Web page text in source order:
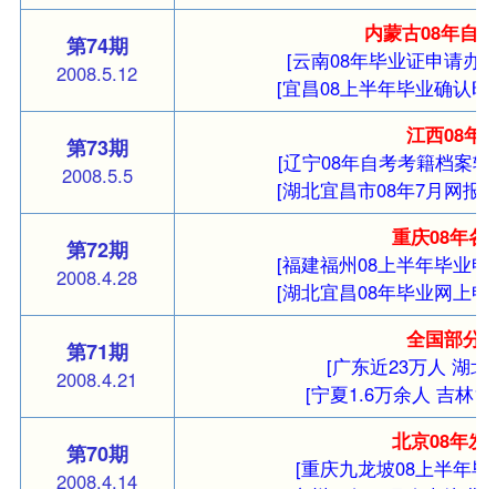
第74期
2008.5.12
内蒙古08年自
[云南08年毕业证申请办
[宜昌08上半年毕业确认
第73期
2008.5.5
江西08年
[辽宁08年自考考籍档案
[湖北宜昌市08年7月网报
第72期
2008.4.28
重庆08年各
[福建福州08上半年毕业
[湖北宜昌08年毕业网上
第71期
2008.4.21
全国部分
[广东近23万人 湖北
[宁夏1.6万余人 吉林
第70期
2008.4.14
北京08年发
[重庆九龙坡08上半年